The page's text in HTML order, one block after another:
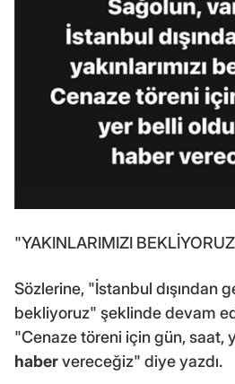
"YAKINLARIMIZI
Sözlerine, "İstanbul dışından
bekliyoruz" şeklinde devam
"Cenaze töreni için gün, saat,
habervereceğiz" diye yazdı.